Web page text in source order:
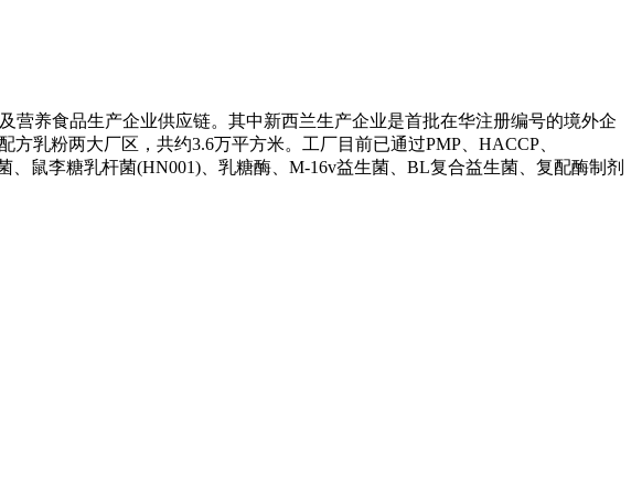
养食品生产企业供应链。其中新西兰生产企业是首批在华注册编号的境外企
乳粉两大厂区，共约3.6万平方米。工厂目前已通过PMP、HACCP、
鼠李糖乳杆菌(HN001)、乳糖酶、M-16v益生菌、BL复合益生菌、复配酶制剂